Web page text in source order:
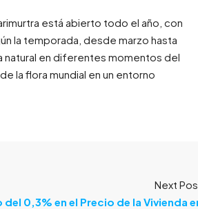
está abierto todo el año, con
la temporada, desde marzo hasta
natural en diferentes momentos del
la flora mundial en un entorno
Next
del 0,3% en el Precio de la Vivienda